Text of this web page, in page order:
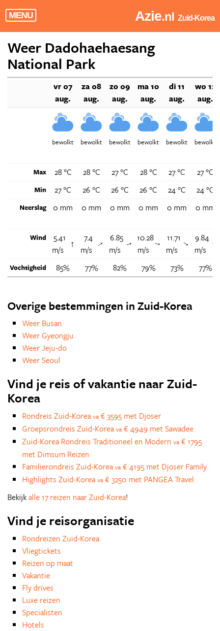
MENU Azie.nl Zuid-Korea
Weer Dadohaehaesang
National Park
vr 07
aug.
za 08
aug.
zo 09
aug.
ma 10
aug.
di 11
aug.
wo 12
aug.
bewolkt bewolkt bewolkt bewolkt bewolkt bewolkt
Max 28 °C 28 °C 27 °C 28 °C 27 °C 27 °C
Min 27 °C 26 °C 26 °C 26 °C 24 °C 24 °C
Neerslag 0 mm 0 mm 0 mm 0 mm 0 mm 0 mm
Wind
5.41
m/s
↑
7.4
m/s
↑
6.85
m/s
↑
10.28
m/s
↑
11.71
m/s
↑
9.84
m/s
Vochtigheid 85% 77% 82% 79% 73% 77%
Overige bestemmingen in Zuid-Korea
Weer Busan
Weer Gyeongju
Weer Jeju-do
Weer Seoul
Vind je reis of vakantie naar Zuid-
Korea
Rondreis Zuid-Korea va € 3595 met Djoser
Groepsrondreis Zuid-Korea va € 4949 met Sawadee
Zuid-Korea Rondreis Traditioneel en Modern va € 1795
met Dimsum Reizen
Familierondreis Zuid-Korea va € 4195 met Djoser Family
Highlights Zuid-Korea va € 3250 met PANGEA Travel
Bekijkalle 17 reizen naar Zuid-Korea!
Vind je reisorganisatie
Rondreizen Zuid-Korea
Vliegtickets
Reizen op maat
Vakantie
Fly drives
Luxe reizen
Specialisten
Hotels